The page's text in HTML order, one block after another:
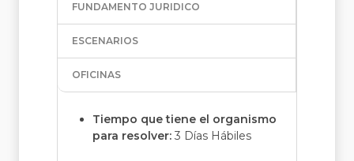
FUNDAMENTO JURIDICO
ESCENARIOS
OFICINAS
Tiempo que tiene el organismo
para resolver: 3 Días Hábiles